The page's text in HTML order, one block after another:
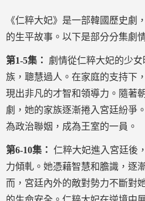
《仁粹大妃》是一部韓國歷史劇
的生平故事。以下是部分分集劇
第1-5集：
劇情從仁粹大妃的少
族，聰慧過人。在家庭的支持下
現出非凡的才智和領導力。隨著
劇，她的家族逐漸捲入宮廷紛爭
為政治聯姻，成為王室的一員。
第6-10集： 仁粹大妃進入宮廷後
力傾軋。她憑藉智慧和膽識，逐
而，宮廷內外的敵對勢力不斷對